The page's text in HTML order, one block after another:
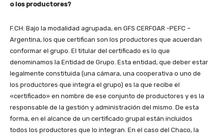
o los productores?
F.CH: Bajo la modalidad agrupada, en GFS CERFOAR -PEFC –
Argentina, los que certifican son los productores que acuerdan
conformar el grupo. El titular del certificado es lo que
denominamos la Entidad de Grupo. Esta entidad, que deber estar
legalmente constituida (una cámara, una cooperativa o uno de
los productores que integra el grupo) es la que recibe el
«certificado» en nombre de ese conjunto de productores y es la
responsable de la gestión y administración del mismo. De esta
forma, en el alcance de un certificado grupal están incluidos
todos los productores que lo integran. En el caso del Chaco, la